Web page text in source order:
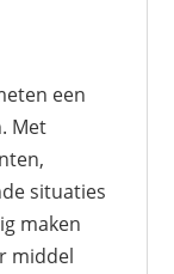
een
Met
situaties
maken
middel